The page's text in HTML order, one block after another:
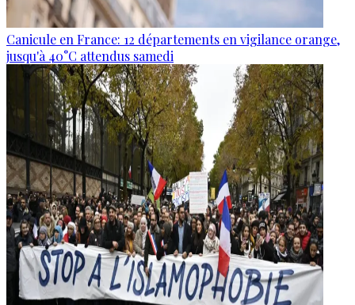
Canicule en France: 12 départements en vigilance orange,
jusqu'à 40°C attendus samedi